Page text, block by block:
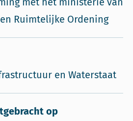
Ruimtelijke Ordening
en Waterstaat
op